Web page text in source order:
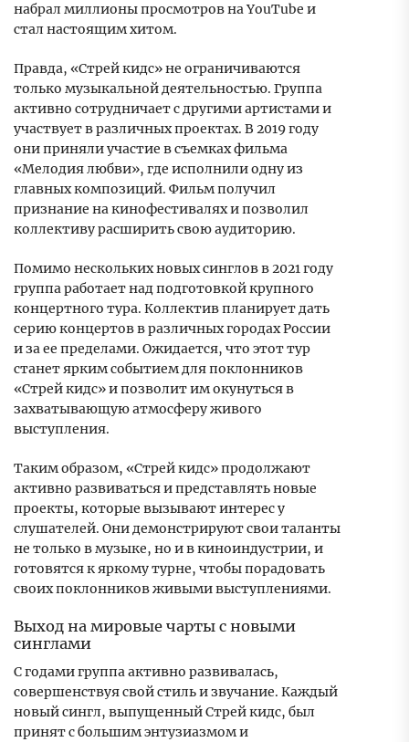
набрал миллионы просмотров на YouTube и
стал настоящим хитом.
Правда, «Стрей кидс» не ограничиваются
только музыкальной деятельностью. Группа
активно сотрудничает с другими артистами и
участвует в различных проектах. В 2019 году
они приняли участие в съемках фильма
«Мелодия любви», где исполнили одну из
главных композиций. Фильм получил
признание на кинофестивалях и позволил
коллективу расширить свою аудиторию.
Помимо нескольких новых синглов в 2021 году
группа работает над подготовкой крупного
концертного тура. Коллектив планирует дать
серию концертов в различных городах России
и за ее пределами. Ожидается, что этот тур
станет ярким событием для поклонников
«Стрей кидс» и позволит им окунуться в
захватывающую атмосферу живого
выступления.
Таким образом, «Стрей кидс» продолжают
активно развиваться и представлять новые
проекты, которые вызывают интерес у
слушателей. Они демонстрируют свои таланты
не только в музыке, но и в киноиндустрии, и
готовятся к яркому турне, чтобы порадовать
своих поклонников живыми выступлениями.
Выход на мировые чарты с новыми
синглами
С годами группа активно развивалась,
совершенствуя свой стиль и звучание. Каждый
новый сингл, выпущенный Стрей кидс, был
принят с большим энтузиазмом и